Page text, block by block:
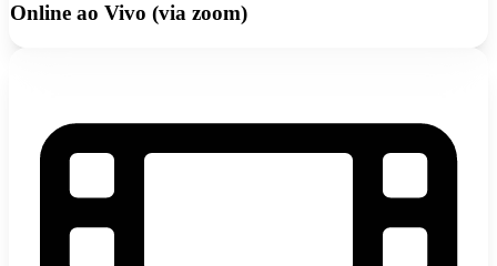
Online ao Vivo (via zoom)